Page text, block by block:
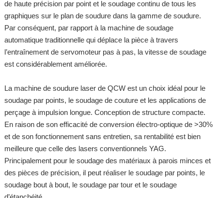
de haute précision par point et le soudage continu de tous les
graphiques sur le plan de soudure dans la gamme de soudure.
Par conséquent, par rapport à la machine de soudage
automatique traditionnelle qui déplace la pièce à travers
l’entraînement de servomoteur pas à pas, la vitesse de soudage
est considérablement améliorée.
La machine de soudure laser de QCW est un choix idéal pour le
soudage par points, le soudage de couture et les applications de
perçage à impulsion longue. Conception de structure compacte.
En raison de son efficacité de conversion électro-optique de >30%
et de son fonctionnement sans entretien, sa rentabilité est bien
meilleure que celle des lasers conventionnels YAG.
Principalement pour le soudage des matériaux à parois minces et
des pièces de précision, il peut réaliser le soudage par points, le
soudage bout à bout, le soudage par tour et le soudage